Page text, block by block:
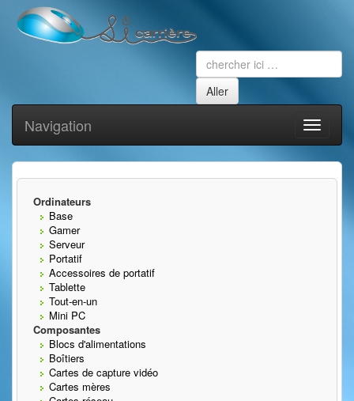
Toggle
Navigation
Ordinateurs
Base
Gamer
Serveur
Portatif
Accessoires de portatif
Tablette
Tout-en-un
Mini PC
Composantes
Blocs d'alimentations
Boîtiers
Cartes de capture vidéo
Cartes mères